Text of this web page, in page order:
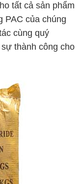
tất cả sản phẩm
PAC của chúng
cùng quý
thành công cho